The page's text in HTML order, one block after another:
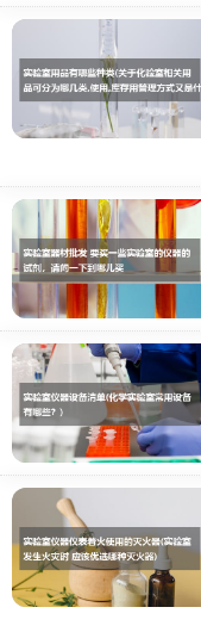
有煤气设备时经常使
5、滴瓶
当使用的液体化
易发生危险时，则
的酸碱指示剂都是
与细口瓶类似，瓶
的液体的容器，大
参考资料来源：
常用化学实验仪器
常用化学实验仪
常见化学仪器
烧瓶、蒸馏烧瓶、
漏斗、广口瓶、
本生灯、量筒、集气